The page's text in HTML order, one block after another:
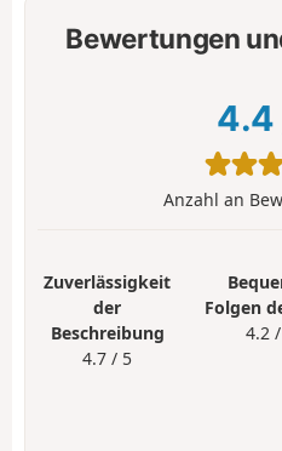
Bewertungen
4.4
Anzahl an
Zuverlässigkeit
der
Beschreibung
4.7 / 5
Folgen
4.2